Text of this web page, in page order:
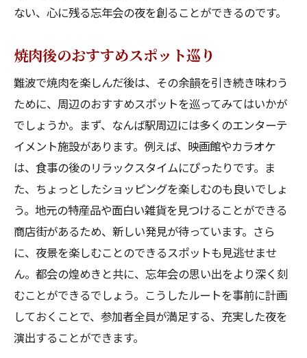
ない、心に残る忘年会の夜を創ることができるのです。
焼肉後のおすすめスポット巡り
難波で焼肉を楽しんだ後は、その余韻を引き続き味わう
ために、周辺のおすすめスポットを巡ってみてはいかが
でしょうか。まず、なんば駅周辺には多くのエンターテ
イメント施設があります。例えば、映画館やカラオケ
は、食事の後のリラックスタイムにぴったりです。ま
た、ちょっとしたショッピングを楽しむのも良いでしょ
う。地元の特産品や面白い雑貨を見つけることができる
商店街があるため、新しい発見が待っています。さら
に、夜景を楽しむことのできるスポットも見逃せませ
ん。都会の煌めきと共に、忘年会の思い出をより深く刻
むことができるでしょう。こうしたルートを事前に計画
しておくことで、参加者全員が満足する、充実した夜を
演出することができます。